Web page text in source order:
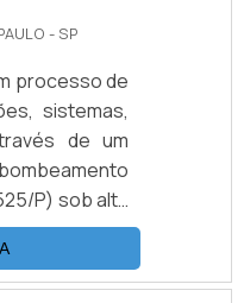
- SP
processo de
sistemas,
de um
P) sob alta
de obter
de acordo